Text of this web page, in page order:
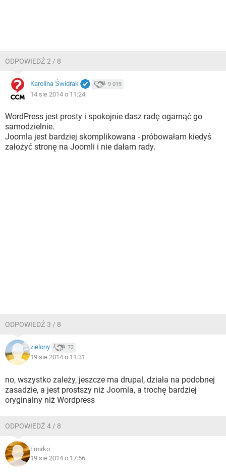
ODPOWIEDŹ 2 / 8
Karolina Świdrak 9 019
14 sie 2014 o 11:24
WordPress jest prosty i spokojnie dasz radę ogarnąć go
samodzielnie.
Joomla jest bardziej skomplikowana - próbowałam kiedyś
założyć stronę na Joomli i nie dałam rady.
ODPOWIEDŹ 3 / 8
zielony 72
19 sie 2014 o 11:31
no, wszystko zależy, jeszcze ma drupal, działa na podobnej
zasadzie, a jest prostszy niż Joomla, a trochę bardziej
oryginalny niż Wordpress
ODPOWIEDŹ 4 / 8
Emirko
19 sie 2014 o 17:56